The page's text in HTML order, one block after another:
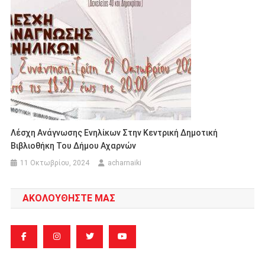
Λέσχη Ανάγνωσης Ενηλίκων Στην Κεντρική Δημοτική
Βιβλιοθήκη Του Δήμου Αχαρνών
11 Οκτωβρίου, 2024 acharnaiki
ΑΚΟΛΟΥΘΗΣΤΕ ΜΑΣ